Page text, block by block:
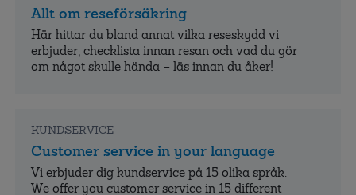
Allt om reseförsäkring
Här hittar du bland annat vilka reseskydd vi
erbjuder, checklista innan resan och vad du gör
om något skulle hända – läs innan du åker!
KUNDSERVICE
Customer service in your language
Vi erbjuder dig kundservice på 15 olika språk.
We offer you customer service in 15 different